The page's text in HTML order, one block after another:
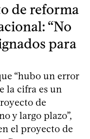
de reforma
“No
para
“hubo un error
la cifra es un
de
y largo plazo”,
el proyecto de